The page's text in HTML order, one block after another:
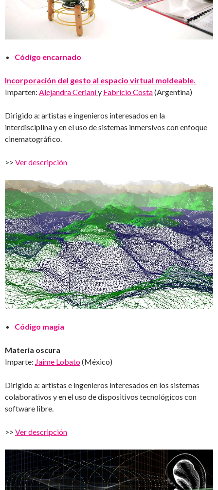
Código encarnado
Incorporación del gesto al espacio virtual moldeable.
Imparten: Alejandra Cerianiy Fabricio Costa(Argentina)
Dirigido a: artistas e ingenieros interesados en la
interdisciplina y en el uso de sistemas inmersivos con enfoque
cinematográfico.
>> Ver descripción
Código magia
Materia oscura
Imparte: Jaime Lobato(México)
Dirigido a: artistas e ingenieros interesados en los sistemas
colaborativos y en el uso de dispositivos tecnológicos con
software libre.
>> Ver descripción